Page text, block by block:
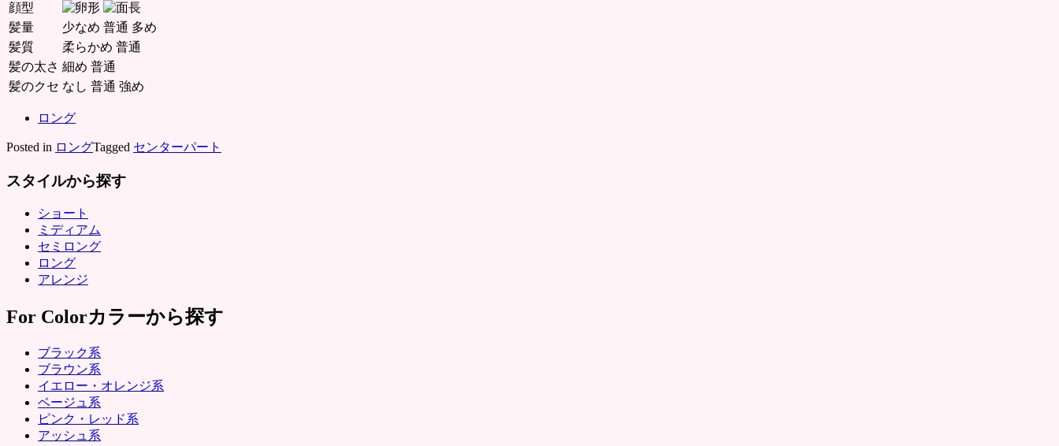
顔型
髪量
少なめ 普通 多め
髪質
柔らかめ 普通
髪の太さ 細め 普通
髪のクセ なし 普通 強め
ロング
Posted in ロングTagged センターパート
スタイルから探す
ショート
ミディアム
セミロング
ロング
アレンジ
For Colorカラーから探す
ブラック系
ブラウン系
イエロー・オレンジ系
ベージュ系
ピンク・レッド系
アッシュ系